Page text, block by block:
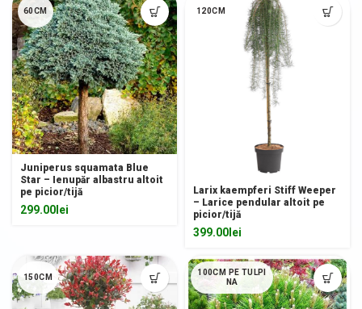
60CM
Juniperus squamata Blue
Star – Ienupăr albastru altoit
pe picior/tijă
299.00 lei
120CM
Larix kaempferi Stiff Weeper
– Larice pendular altoit pe
picior/tijă
399.00 lei
150CM
100CM PE TULPI
NA